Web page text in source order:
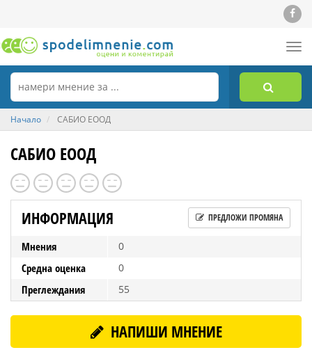
Начало САБИО ЕООД
САБИО ЕООД
ИНФОРМАЦИЯ ПРЕДЛОЖИ ПРОМЯНА
Мнения 0
Средна оценка 0
Преглеждания 55
НАПИШИ МНЕНИЕ